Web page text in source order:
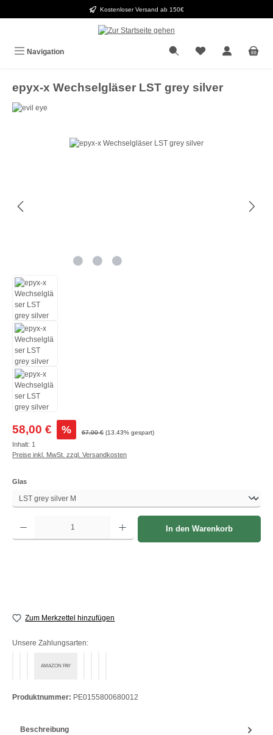
Kostenloser Versand ab 150€
Navigation
epyx-x Wechselgläser LST grey silver
Bildergalerie überspringen
Verkaufspreis:
58,00 € % Regulärer Preis:
67,00 € (13.43% gespart)
Inhalt: 1
Preise inkl. MwSt. zzgl. Versandkosten
Glasauswählen
Produkt Anzahl: Gib den gewünschten Wert ein oder benutze die Schaltflächen um die
In den Warenkorb
Zum Merkzettel hinzufügen
Unsere Zahlungsarten:
AMAZON PAY
Produktnummer: PE0155800680012
Beschreibung